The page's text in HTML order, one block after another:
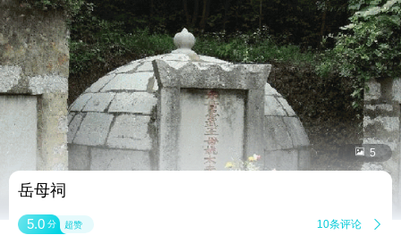
 5
岳母祠
5.0 分 超赞 10条评论 
